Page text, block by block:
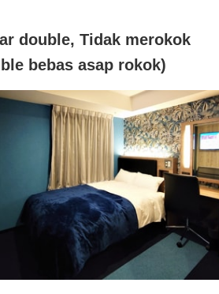
double, Tidak merokok
bebas asap rokok)